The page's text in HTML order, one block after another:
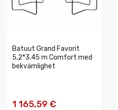
Batuut Grand Favorit
5,2*3.45 m Comfort med
bekvämlighet
1 165,59 €